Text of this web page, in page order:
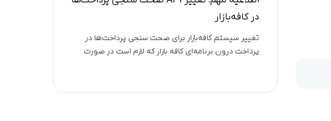
در کافه‌بازار
تغییر سیستم کافه‌بازار برای صحت سنجی پرداخت‌ها در
پرداخت درون برنامه‌ای کافه بازار که لازم است در صورت